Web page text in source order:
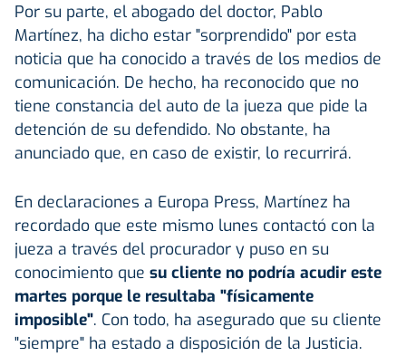
Por su parte, el abogado del doctor, Pablo
Martínez, ha dicho estar "sorprendido" por esta
noticia que ha conocido a través de los medios de
comunicación. De hecho, ha reconocido que no
tiene constancia del auto de la jueza que pide la
detención de su defendido. No obstante, ha
anunciado que, en caso de existir, lo recurrirá.
En declaraciones a Europa Press, Martínez ha
recordado que este mismo lunes contactó con la
jueza a través del procurador y puso en su
conocimiento que su cliente no podría acudir este
martes porque le resultaba "físicamente
imposible". Con todo, ha asegurado que su cliente
"siempre" ha estado a disposición de la Justicia.